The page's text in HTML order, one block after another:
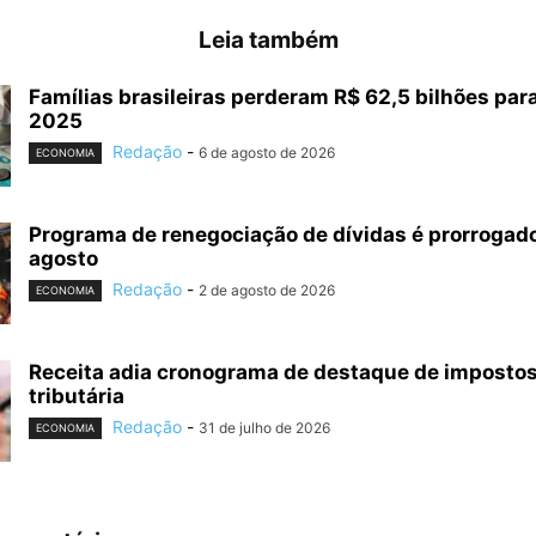
Leia também
Famílias brasileiras perderam R$ 62,5 bilhões
2025
ECONOMIA Redação - 6 de agosto de 2026
Programa de renegociação de dívidas é
agosto
ECONOMIA Redação - 2 de agosto de 2026
Receita adia cronograma de destaque de
tributária
ECONOMIA Redação - 31 de julho de 2026